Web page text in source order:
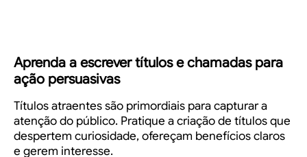
Aprenda a escrever títulos e chamadas para
ação persuasivas
Títulos atraentes são primordiais para capturar a
atenção do público. Pratique a criação de títulos que
despertem curiosidade, ofereçam benefícios claros
e gerem interesse.